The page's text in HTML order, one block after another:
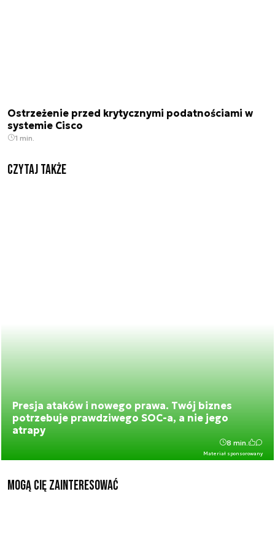
Ostrzeżenie przed krytycznymi podatnościami w
systemie Cisco
1 min.
Czytaj także
Presja ataków i nowego prawa. Twój biznes
potrzebuje prawdziwego SOC-a, a nie jego
atrapy
Materiał sponsorowany
8 min.
Mogą Cię zainteresować